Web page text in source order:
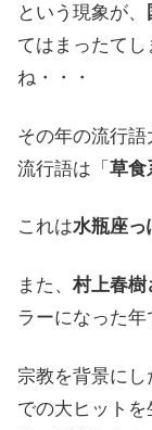
という現象が、
てはまったて
ね・・・
その年の流行
流行語は「 草食
これは水瓶座っ
また、村上春樹
ラーになった年
宗教を背景にし
での大ヒット